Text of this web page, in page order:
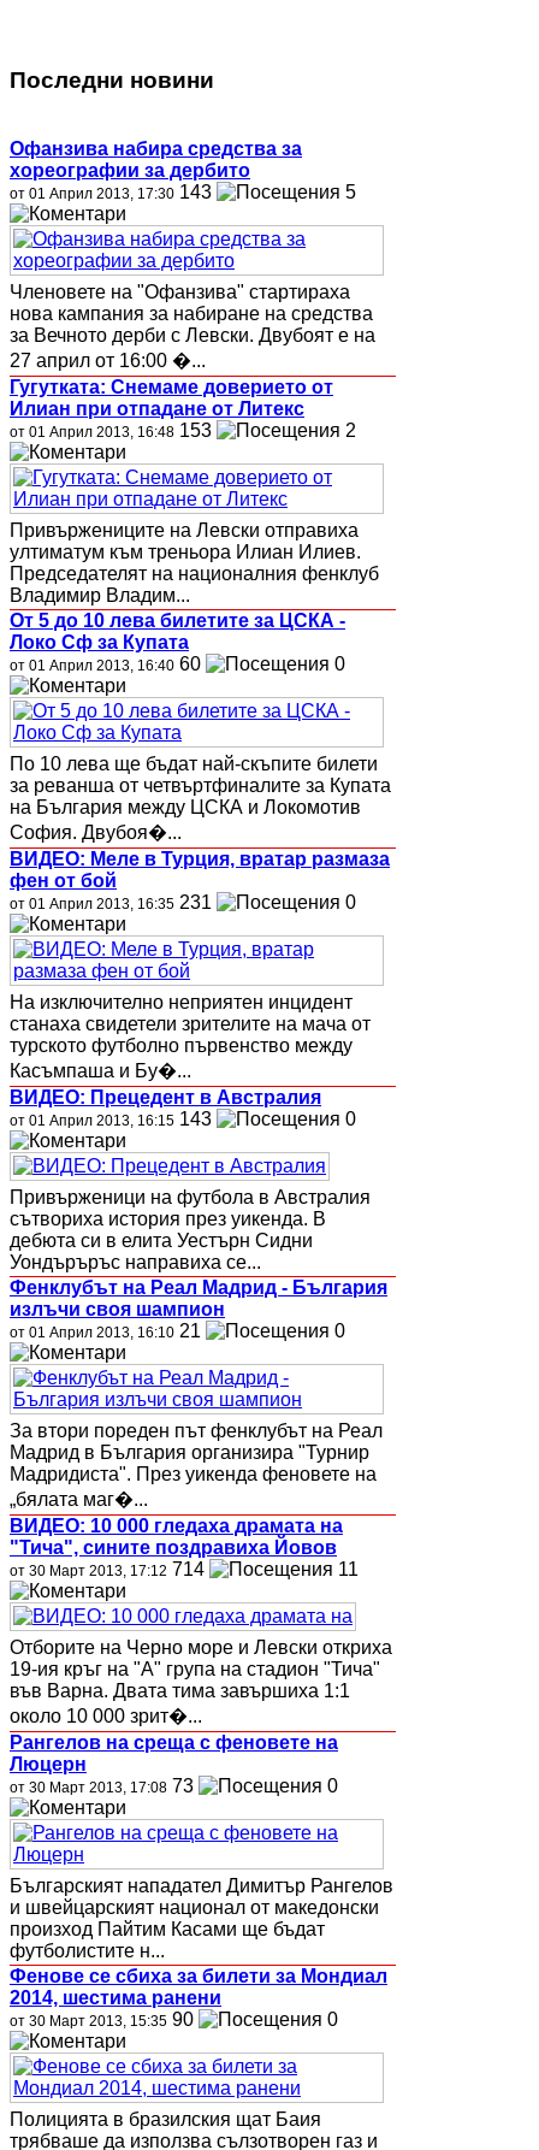
Последни новини
Офанзива набира средства за
хореографии за дербито
от 01 Април 2013, 17:30 143 5
Членовете на "Офанзива" стартираха
нова кампания за набиране на средства
за Вечното дерби с Левски. Двубоят е на
27 април от 16:00 �...
Гугутката: Снемаме доверието от
Илиан при отпадане от Литекс
от 01 Април 2013, 16:48 153 2
Привържениците на Левски отправиха
ултиматум към треньора Илиан Илиев.
Председателят на националния фенклуб
Владимир Владим...
От 5 до 10 лева билетите за ЦСКА -
Локо Сф за Купата
от 01 Април 2013, 16:40 60 0
По 10 лева ще бъдат най-скъпите билети
за реванша от четвъртфиналите за Купата
на България между ЦСКА и Локомотив
София. Двубоя�...
ВИДЕО: Меле в Турция, вратар размаза
фен от бой
от 01 Април 2013, 16:35 231 0
На изключително неприятен инцидент
станаха свидетели зрителите на мача от
турското футболно първенство между
Касъмпаша и Бу�...
ВИДЕО: Прецедент в Австралия
от 01 Април 2013, 16:15 143 0
Привърженици на футбола в Австралия
сътвориха история през уикенда. В
дебюта си в елита Уестърн Сидни
Уондъръръс направиха се...
Фенклубът на Реал Мадрид - България
излъчи своя шампион
от 01 Април 2013, 16:10 21 0
За втори пореден път фенклубът на Реал
Мадрид в България организира "Турнир
Мадридиста". През уикенда феновете на
„бялата маг�...
ВИДЕО: 10 000 гледаха драмата на
"Тича", сините поздравиха Йовов
от 30 Март 2013, 17:12 714 11
Отборите на Черно море и Левски откриха
19-ия кръг на "А" група на стадион "Тича"
във Варна. Двата тима завършиха 1:1
около 10 000 зрит�...
Рангелов на среща с феновете на
Люцерн
от 30 Март 2013, 17:08 73 0
Българският нападател Димитър Рангелов
и швейцарският национал от македонски
произход Пайтим Касами ще бъдат
футболистите н...
Фенове се сбиха за билети за Мондиал
2014, шестима ранени
от 30 Март 2013, 15:35 90 0
Полицията в бразилския щат Баия
трябваше да използва сълзотворен газ и